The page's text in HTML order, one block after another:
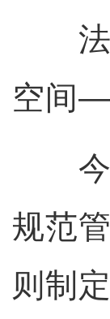
法
空间
今
规范
则制